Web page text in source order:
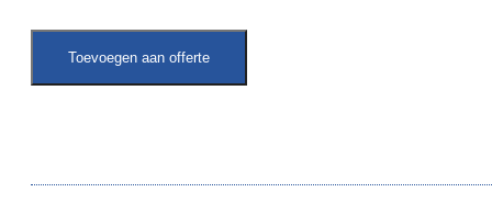
50x20x2
aantalToevoegen aan offerte